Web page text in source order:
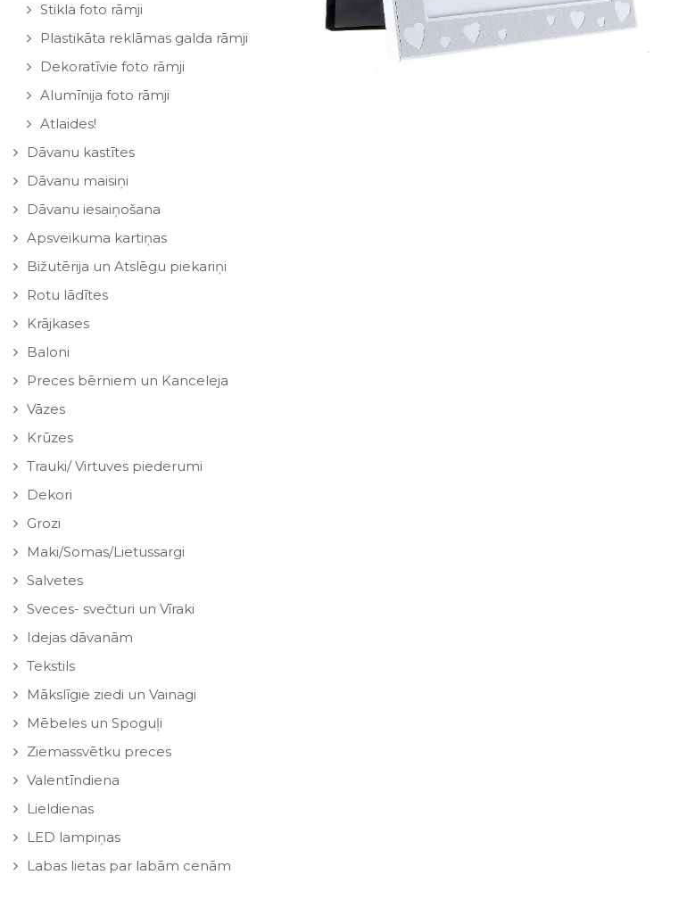
Stikla foto rāmji
Plastikāta reklāmas galda rāmji
Dekoratīvie foto rāmji
Alumīnija foto rāmji
Atlaides!
Dāvanu kastītes
Dāvanu maisiņi
Dāvanu iesaiņošana
Apsveikuma kartiņas
Bižutērija un Atslēgu piekariņi
Rotu lādītes
Krājkases
Baloni
Preces bērniem un Kanceleja
Vāzes
Krūzes
Trauki/ Virtuves piederumi
Dekori
Grozi
Maki/Somas/Lietussargi
Salvetes
Sveces- svečturi un Vīraki
Idejas dāvanām
Tekstils
Mākslīgie ziedi un Vainagi
Mēbeles un Spoguļi
Ziemassvētku preces
Valentīndiena
Lieldienas
LED lampiņas
Labas lietas par labām cenām